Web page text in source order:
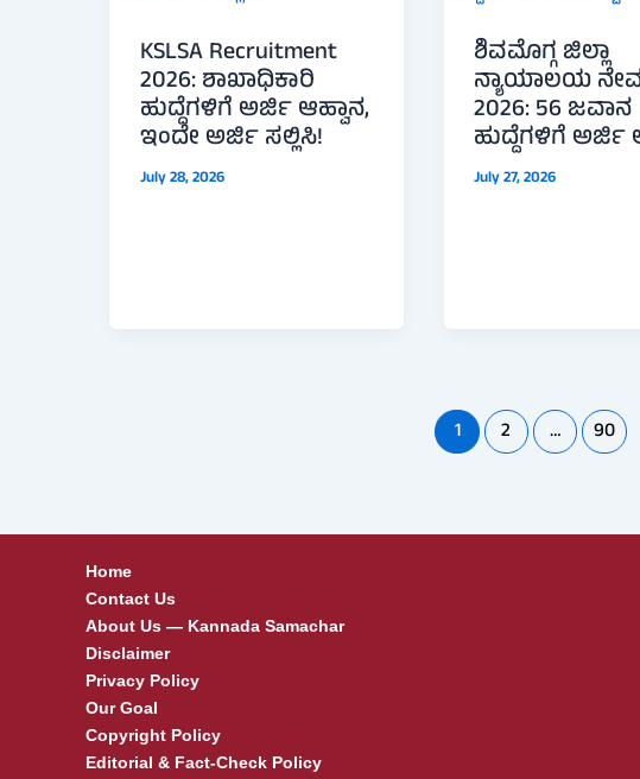
KSLSA Recruitment
2026: ಶಾಖಾಧಿಕಾರಿ
ಹುದ್ದೆಗಳಿಗೆ ಅರ್ಜಿ ಆಹ್ವಾನ,
ಇಂದೇ ಅರ್ಜಿ ಸಲ್ಲಿಸಿ!
July 28, 2026
ಶಿವಮೊಗ್ಗ ಜಿಲ್ಲಾ
ನ್ಯಾಯಾಲಯ
2026: 56 ಜವಾನ
ಹುದ್ದೆಗಳಿಗೆ ಅರ್ಜಿ
July 27, 2026
1 2 … 90
Home
Contact Us
About Us — Kannada Samachar
Disclaimer
Privacy Policy
Our Goal
Copyright Policy
Editorial & Fact-Check Policy